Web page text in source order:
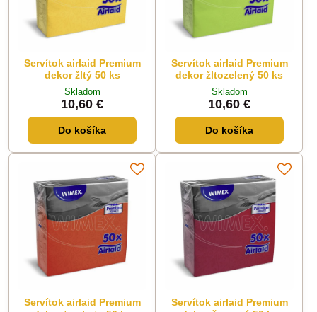
Servítok airlaid Premium
dekor žltý 50 ks
Skladom
10,60 €
Do košíka
Servítok airlaid Premium
dekor žltozelený 50 ks
Skladom
10,60 €
Do košíka
Servítok airlaid Premium
Servítok airlaid Premium